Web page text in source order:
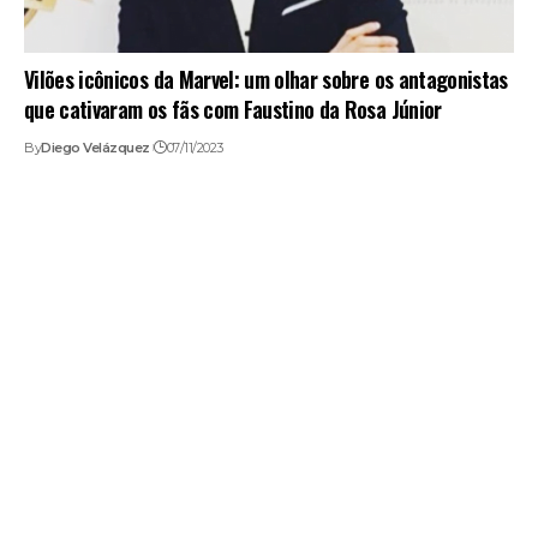
Vilões icônicos da Marvel: um olhar sobre os antagonistas
que cativaram os fãs com Faustino da Rosa Júnior
ByDiego Velázquez 07/11/2023